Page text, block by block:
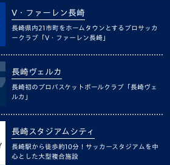
V・ファーレン長崎
長崎県内21市町をホームタウンとするプロサッカ
ークラブ「V・ファーレン長崎」
長崎ヴェルカ
長崎初のプロバスケットボールクラブ「長崎ヴェ
ルカ」
長崎スタジアムシティ
長崎駅から徒歩約10分！サッカースタジアムを中
心とした大型複合施設